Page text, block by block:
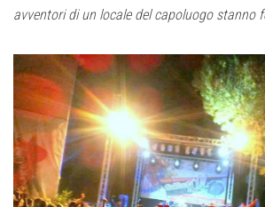
avventori di un locale del capoluogo stanno